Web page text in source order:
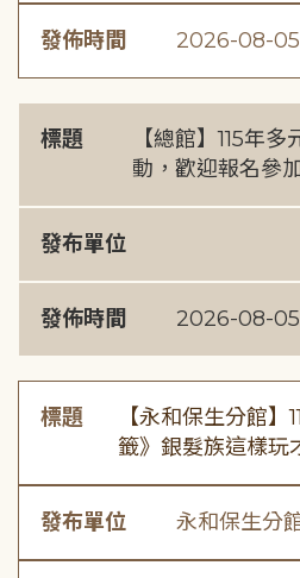
發佈時間 2026-08-05
標題
【總館】115年
動，歡迎報名參
發布單位
發佈時間 2026-08-05
標題
【永和保生分館】
籤》銀髮族這樣玩
發布單位 永和保生分